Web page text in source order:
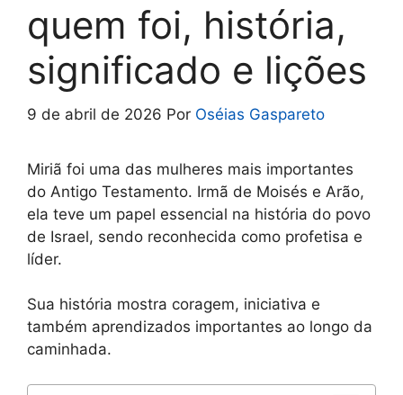
quem foi, história,
significado e lições
9 de abril de 2026 Por Oséias Gaspareto
Miriã foi uma das mulheres mais importantes
do Antigo Testamento. Irmã de Moisés e Arão,
ela teve um papel essencial na história do povo
de Israel, sendo reconhecida como profetisa e
líder.
Sua história mostra coragem, iniciativa e
também aprendizados importantes ao longo da
caminhada.